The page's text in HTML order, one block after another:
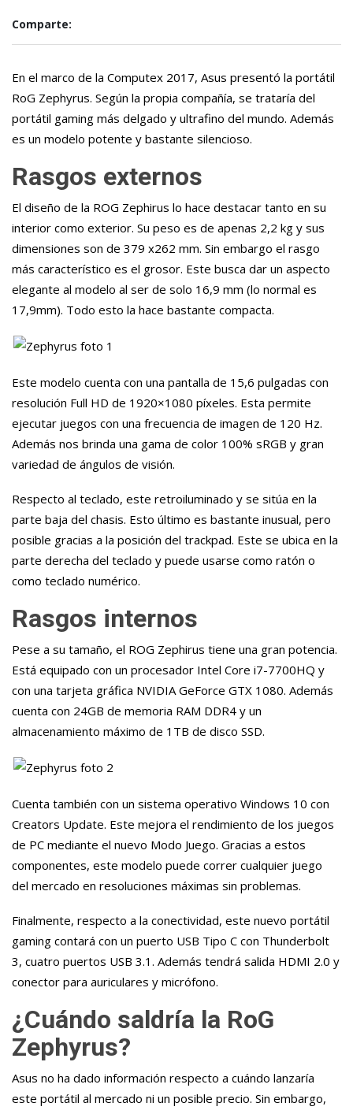
Comparte:
En el marco de la Computex 2017, Asus presentó la portátil
RoG Zephyrus. Según la propia compañía, se trataría del
portátil gaming más delgado y ultrafino del mundo. Además
es un modelo potente y bastante silencioso.
Rasgos externos
El diseño de la ROG Zephirus lo hace destacar tanto en su
interior como exterior. Su peso es de apenas 2,2 kg y sus
dimensiones son de 379 x262 mm. Sin embargo el rasgo
más característico es el grosor. Este busca dar un aspecto
elegante al modelo al ser de solo 16,9 mm (lo normal es
17,9mm). Todo esto la hace bastante compacta.
Este modelo cuenta con una pantalla de 15,6 pulgadas con
resolución Full HD de 1920×1080 píxeles. Esta permite
ejecutar juegos con una frecuencia de imagen de 120 Hz.
Además nos brinda una gama de color 100% sRGB y gran
variedad de ángulos de visión.
Respecto al teclado, este retroiluminado y se sitúa en la
parte baja del chasis. Esto último es bastante inusual, pero
posible gracias a la posición del trackpad. Este se ubica en la
parte derecha del teclado y puede usarse como ratón o
como teclado numérico.
Rasgos internos
Pese a su tamaño, el ROG Zephirus tiene una gran potencia.
Está equipado con un procesador Intel Core i7-7700HQ y
con una tarjeta gráfica NVIDIA GeForce GTX 1080. Además
cuenta con 24GB de memoria RAM DDR4 y un
almacenamiento máximo de 1TB de disco SSD.
Cuenta también con un sistema operativo Windows 10 con
Creators Update. Este mejora el rendimiento de los juegos
de PC mediante el nuevo Modo Juego. Gracias a estos
componentes, este modelo puede correr cualquier juego
del mercado en resoluciones máximas sin problemas.
Finalmente, respecto a la conectividad, este nuevo portátil
gaming contará con un puerto USB Tipo C con Thunderbolt
3, cuatro puertos USB 3.1. Además tendrá salida HDMI 2.0 y
conector para auriculares y micrófono.
¿Cuándo saldría la RoG
Zephyrus?
Asus no ha dado información respecto a cuándo lanzaría
este portátil al mercado ni un posible precio. Sin embargo,